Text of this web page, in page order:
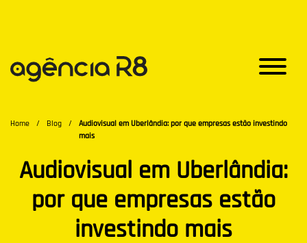
Home / Blog /
Audiovisual em Uberlândia: por que empresas estão investindo
mais
Audiovisual em Uberlândia:
por que empresas estão
investindo mais